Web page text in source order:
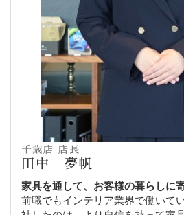
千歳店 店長
田中 夢帆
家具を通して、お客様の暮らしに
前職でもインテリア業界で働いて